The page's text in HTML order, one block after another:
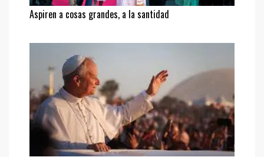
Aspiren a cosas grandes, a la santidad